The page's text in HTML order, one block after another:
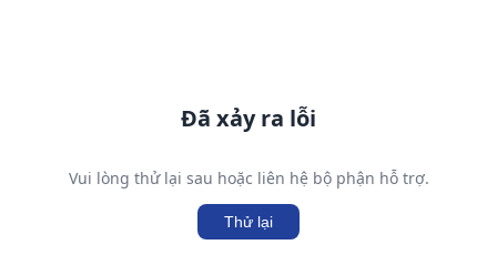
Đã xảy ra lỗi
Vui lòng thử lại sau hoặc liên hệ bộ phận hỗ trợ.
Thử lại